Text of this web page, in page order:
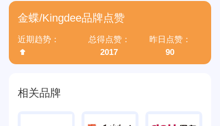
所属公司 金蝶软件(中国)有限公司
金蝶/Kingdee品牌点赞
近期趋势：
总得点赞：
2017
昨日点赞：
90
相关品牌